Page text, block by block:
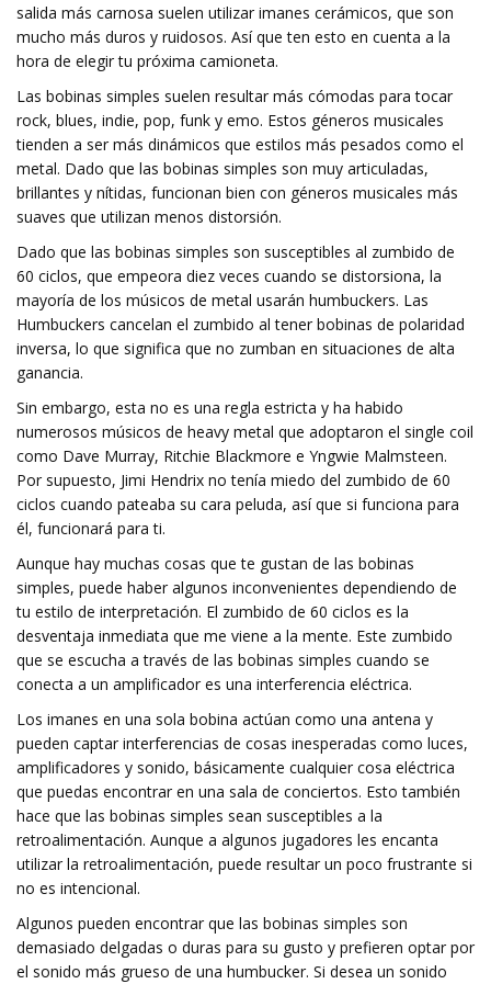
salida más carnosa suelen utilizar imanes cerámicos, que son
mucho más duros y ruidosos. Así que ten esto en cuenta a la
hora de elegir tu próxima camioneta.
Las bobinas simples suelen resultar más cómodas para tocar
rock, blues, indie, pop, funk y emo. Estos géneros musicales
tienden a ser más dinámicos que estilos más pesados ​​como el
metal. Dado que las bobinas simples son muy articuladas,
brillantes y nítidas, funcionan bien con géneros musicales más
suaves que utilizan menos distorsión.
Dado que las bobinas simples son susceptibles al zumbido de
60 ciclos, que empeora diez veces cuando se distorsiona, la
mayoría de los músicos de metal usarán humbuckers. Las
Humbuckers cancelan el zumbido al tener bobinas de polaridad
inversa, lo que significa que no zumban en situaciones de alta
ganancia.
Sin embargo, esta no es una regla estricta y ha habido
numerosos músicos de heavy metal que adoptaron el single coil
como Dave Murray, Ritchie Blackmore e Yngwie Malmsteen.
Por supuesto, Jimi Hendrix no tenía miedo del zumbido de 60
ciclos cuando pateaba su cara peluda, así que si funciona para
él, funcionará para ti.
Aunque hay muchas cosas que te gustan de las bobinas
simples, puede haber algunos inconvenientes dependiendo de
tu estilo de interpretación. El zumbido de 60 ciclos es la
desventaja inmediata que me viene a la mente. Este zumbido
que se escucha a través de las bobinas simples cuando se
conecta a un amplificador es una interferencia eléctrica.
Los imanes en una sola bobina actúan como una antena y
pueden captar interferencias de cosas inesperadas como luces,
amplificadores y sonido, básicamente cualquier cosa eléctrica
que puedas encontrar en una sala de conciertos. Esto también
hace que las bobinas simples sean susceptibles a la
retroalimentación. Aunque a algunos jugadores les encanta
utilizar la retroalimentación, puede resultar un poco frustrante si
no es intencional.
Algunos pueden encontrar que las bobinas simples son
demasiado delgadas o duras para su gusto y prefieren optar por
el sonido más grueso de una humbucker. Si desea un sonido